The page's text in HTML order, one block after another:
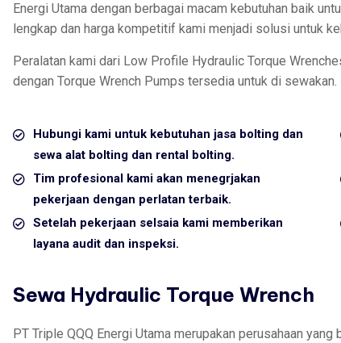
Energi Utama dengan berbagai macam kebutuhan baik
lengkap dan harga kompetitif kami menjadi solusi untuk
Peralatan kami dari Low Profile Hydraulic Torque
dengan Torque Wrench Pumps tersedia untuk di sewakan.
Hubungi kami untuk kebutuhan jasa bolting dan
sewa alat bolting dan rental bolting.
Tim profesional kami akan menegrjakan
pekerjaan dengan perlatan terbaik.
Setelah pekerjaan selsaia kami memberikan
layana audit dan inspeksi.
Sewa Hydraulic Torque Wrench
PT Triple QQQ Energi Utama merupakan perusahaan